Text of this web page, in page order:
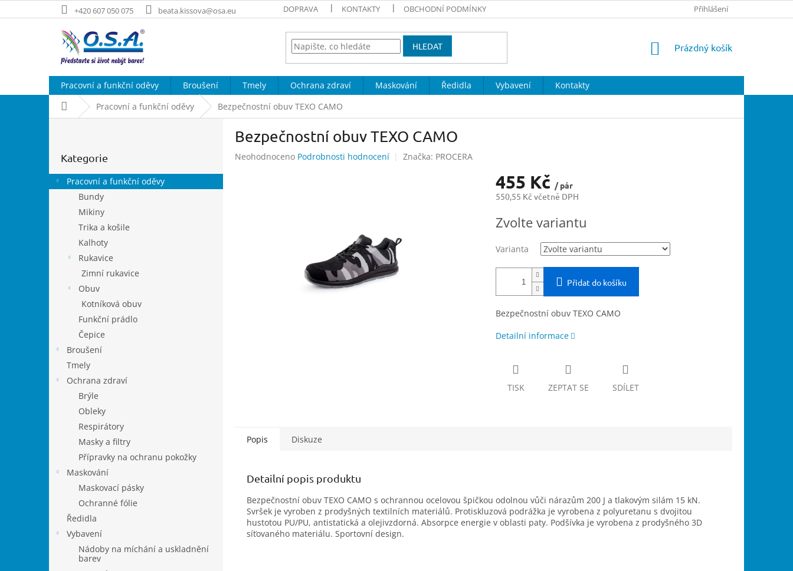
na
+420 607 050 075 beata.kissova@osa.eu DOPRAVA KONTAKTY OBCHODNÍ PODMÍNKY Přihlášení
HLEDAT
NÁKUPNÍ
Prázdný košík
Pracovní a funkční oděvy Broušení Tmely Ochrana zdraví Maskování Ředidla Vybavení
Kontakty
Domů Pracovní a funkční oděvy Bezpečnostní obuv TEXO CAMO
r
a
kategorie
Kategorie
Pracovní a funkční oděvy
Bundy
Mikiny
Trika a košile
Kalhoty
Rukavice
Zimní rukavice
Obuv
Kotníková obuv
Funkční prádlo
Čepice
Broušení
Tmely
Ochrana zdraví
Brýle
Obleky
Respirátory
Masky a filtry
Přípravky na ochranu pokožky
Maskování
Maskovací pásky
Ochranné fólie
Ředidla
Vybavení
Nádoby na míchání a uskladnění
barev
Bezpečnostní obuv TEXO CAMO
Průměrné
Neohodnoceno Podrobnosti hodnocení Značka: PROCERA
455 Kč / pár
550,55 Kč včetně DPH
cena:
Zvolte variantu
Varianta
Přidat do košíku
Bezpečnostní obuv TEXO CAMO
Detailní informace
TISK ZEPTAT SE SDÍLET
Popis Diskuze
Detailní popis produktu
Bezpečnostní obuv TEXO CAMO s ochrannou ocelovou špičkou odolnou vůči nárazům 200 J a tlakovým silám 15 kN.
Svršek je vyroben z prodyšných textilních materiálů. Protiskluzová podrážka je vyrobena z polyuretanu s dvojitou
hustotou PU/PU, antistatická a olejivzdorná. Absorpce energie v oblasti paty. Podšívka je vyrobena z prodyšného 3D
síťovaného materiálu. Sportovní design.